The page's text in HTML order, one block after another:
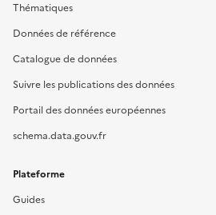
Thématiques
Données de référence
Catalogue de données
Suivre les publications des données
Portail des données européennes
schema.data.gouv.fr
Plateforme
Guides